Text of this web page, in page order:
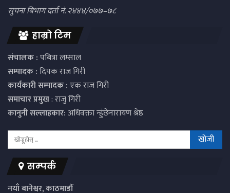
सुचना बिभाग दर्ता नं. २४४४/०७७–७८
हाम्रो टिम
संचालक :पबित्रा लम्साल
सम्पादक :दिपक राज गिरी
कार्यकारी सम्पादक :एक राज गिरी
समाचार प्रमुख: राजु गिरी
कानुनी सल्लाहकार:अधिवक्ता न्हुंछेनारायण श्रेष्ठ
सम्पर्क
नयाँ बानेश्वर, काठमाडौं